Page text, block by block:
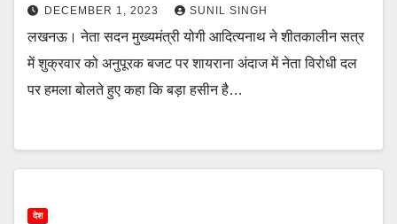
DECEMBER 1, 2023 SUNIL SINGH
लखनऊ। नेता सदन मुख्यमंत्री योगी आदित्यनाथ ने शीतकालीन सत्र
में शुक्रवार को अनुपूरक बजट पर शायराना अंदाज में नेता विरोधी दल
पर हमला बोलते हुए कहा कि बड़ा हसीन है…
देश